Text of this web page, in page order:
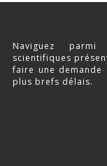
Naviguez
scientifiques
faire une demande
plus brefs délais.